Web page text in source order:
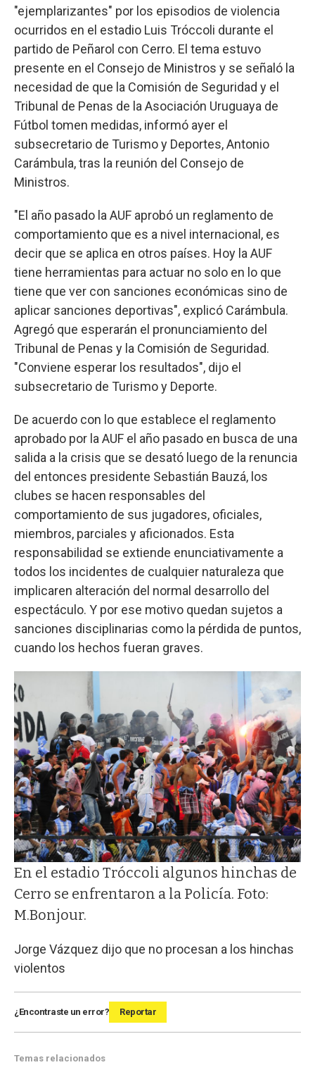
"ejemplarizantes" por los episodios de violencia
ocurridos en el estadio Luis Tróccoli durante el
partido de Peñarol con Cerro. El tema estuvo
presente en el Consejo de Ministros y se señaló la
necesidad de que la Comisión de Seguridad y el
Tribunal de Penas de la Asociación Uruguaya de
Fútbol tomen medidas, informó ayer el
subsecretario de Turismo y Deportes, Antonio
Carámbula, tras la reunión del Consejo de
Ministros.
"El año pasado la AUF aprobó un reglamento de
comportamiento que es a nivel internacional, es
decir que se aplica en otros países. Hoy la AUF
tiene herramientas para actuar no solo en lo que
tiene que ver con sanciones económicas sino de
aplicar sanciones deportivas", explicó Carámbula.
Agregó que esperarán el pronunciamiento del
Tribunal de Penas y la Comisión de Seguridad.
"Conviene esperar los resultados", dijo el
subsecretario de Turismo y Deporte.
De acuerdo con lo que establece el reglamento
aprobado por la AUF el año pasado en busca de una
salida a la crisis que se desató luego de la renuncia
del entonces presidente Sebastián Bauzá, los
clubes se hacen responsables del
comportamiento de sus jugadores, oficiales,
miembros, parciales y aficionados. Esta
responsabilidad se extiende enunciativamente a
todos los incidentes de cualquier naturaleza que
implicaren alteración del normal desarrollo del
espectáculo. Y por ese motivo quedan sujetos a
sanciones disciplinarias como la pérdida de puntos,
cuando los hechos fueran graves.
En el estadio Tróccoli algunos hinchas de
Cerro se enfrentaron a la Policía. Foto:
M.Bonjour.
Jorge Vázquez dijo que no procesan a los hinchas
violentos
¿Encontraste un error? Reportar
Temas relacionados